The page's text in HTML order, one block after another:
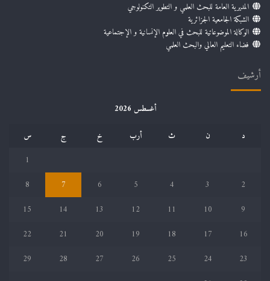
المديرية العامة للبحث العلمي و التطوير التكنولوجي
الشبكة الجامعية الجزائرية
الوكالة الموضوعاتية للبحث في العلوم الإنسانية و الإجتماعية
فضاء التعليم العالي والبحث العلمي
أرشيف
أغسطس 2026
د
ن ث أرب خ ج
س
1
2
3
4
5
6
7
8
9
10
11
12
13
14
15
16
17
18
19
20
21
22
23
24
25
26
27
28
29